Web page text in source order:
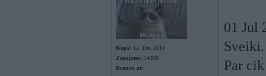
Kopš: 12. Dec 2010
Ziņojumi: 14308
Braucu ar:
01 Jul
Sveiki.
Par